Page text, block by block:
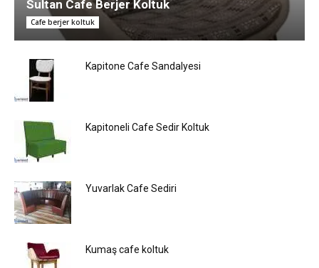
Sultan Cafe Berjer Koltuk
Cafe berjer koltuk
Kapitone Cafe Sandalyesi
Kapitoneli Cafe Sedir Koltuk
Yuvarlak Cafe Sediri
Kumaş cafe koltuk